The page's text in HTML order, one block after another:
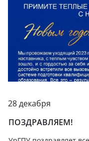
28 декабря
ПОЗДРАВЛЯЕМ!